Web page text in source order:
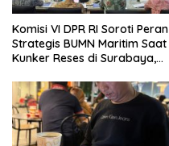
Komisi VI DPR RI Soroti Peran
Strategis BUMN Maritim Saat
Kunker Reses di Surabaya,